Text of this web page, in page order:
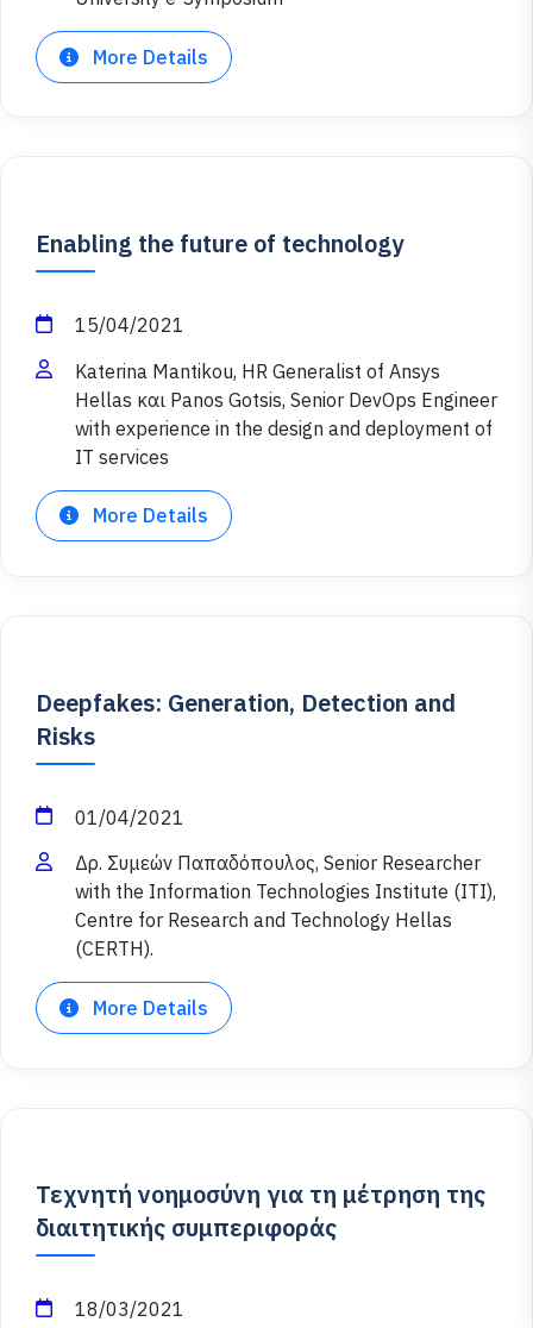
More Details
Enabling the future of technology
15/04/2021
Katerina Mantikou, HR Generalist of Ansys
Hellas και Panos Gotsis, Senior DevOps Engineer
with experience in the design and deployment of
IT services
More Details
Deepfakes: Generation, Detection and
Risks
01/04/2021
Δρ. Συμεών Παπαδόπουλος, Senior Researcher
with the Information Technologies Institute (ITI),
Centre for Research and Technology Hellas
(CERTH).
More Details
Τεχνητή νοημοσύνη για τη μέτρηση της
διαιτητικής συμπεριφοράς
18/03/2021